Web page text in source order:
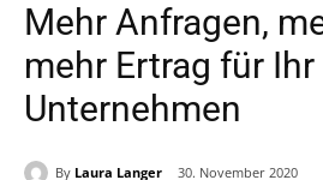
Mehr Anfragen,
mehr Ertrag für Ihr
Unternehmen
By Laura Langer 30. November 2020